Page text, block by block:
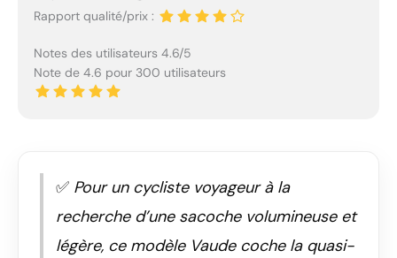
Rapport qualité/prix :
Notes des utilisateurs 4.6/5
Note de 4.6 pour 300 utilisateurs
✅ Pour un cycliste voyageur à la
recherche d’une sacoche volumineuse et
légère, ce modèle Vaude coche la quasi-